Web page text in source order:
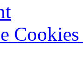
Cookies